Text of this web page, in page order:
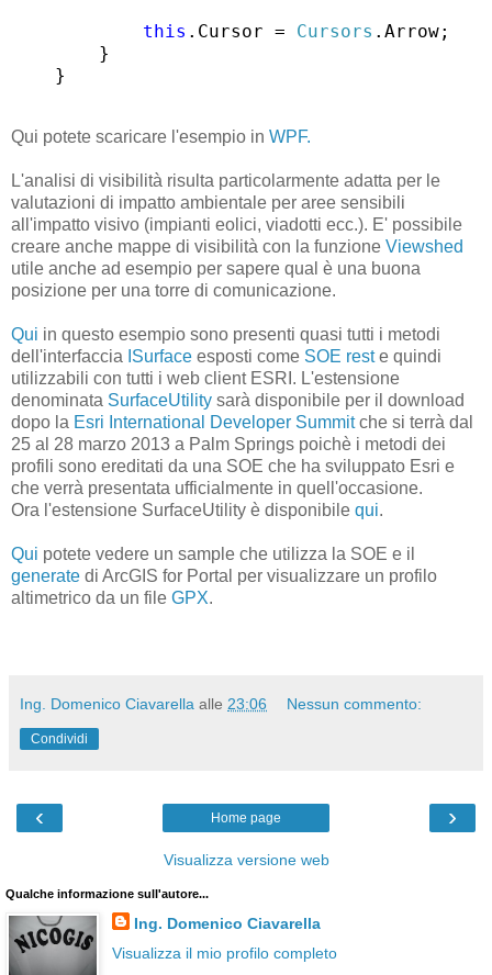
this .Cursor = Cursors .Arrow;
}
}
Qui potete scaricare l'esempio in WPF.
L'analisi di visibilità risulta particolarmente adatta per le
valutazioni di impatto ambientale per aree sensibili
all'impatto visivo (impianti eolici, viadotti ecc.). E' possibile
creare anche mappe di visibilità con la funzione Viewshed
utile anche ad esempio per sapere qual è una buona
posizione per una torre di comunicazione.
Qui in questo esempio sono presenti quasi tutti i metodi
dell'interfaccia ISurface esposti come SOE reste quindi
utilizzabili con tutti i web client ESRI. L'estensione
denominata SurfaceUtility sarà disponibile per il download
dopo la Esri International Developer Summitche si terrà dal
25 al 28 marzo 2013 a Palm Springs poichè i metodi dei
profili sono ereditati da una SOE che ha sviluppato Esri e
che verrà presentata ufficialmente in quell'occasione.
Ora l'estensione SurfaceUtility è disponibile qui.
Qui potete vedere un sample che utilizza la SOE e il
generate di ArcGIS for Portal per visualizzare un profilo
altimetrico da un file GPX.
Ing. Domenico Ciavarella alle 23:06 Nessun commento:
Condividi
‹ ›
Home page
Visualizza versione web
Qualche informazione sull'autore...
Ing. Domenico Ciavarella
Visualizza il mio profilo completo